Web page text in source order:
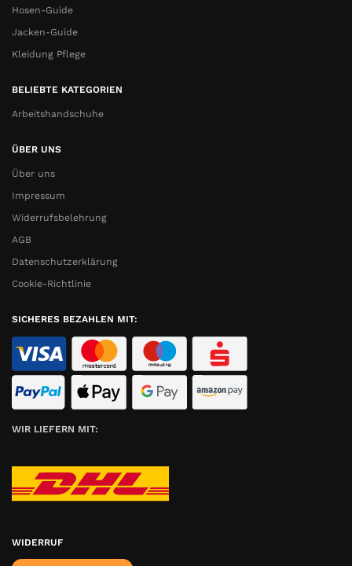
Hosen-Guide
Jacken-Guide
Kleidung Pflege
BELIEBTE KATEGORIEN
Arbeitshandschuhe
ÜBER UNS
Über uns
Impressum
Widerrufsbelehrung
AGB
Datenschutzerklärung
Cookie-Richtlinie
SICHERES BEZAHLEN MIT:
WIR LIEFERN MIT:
WIDERRUF